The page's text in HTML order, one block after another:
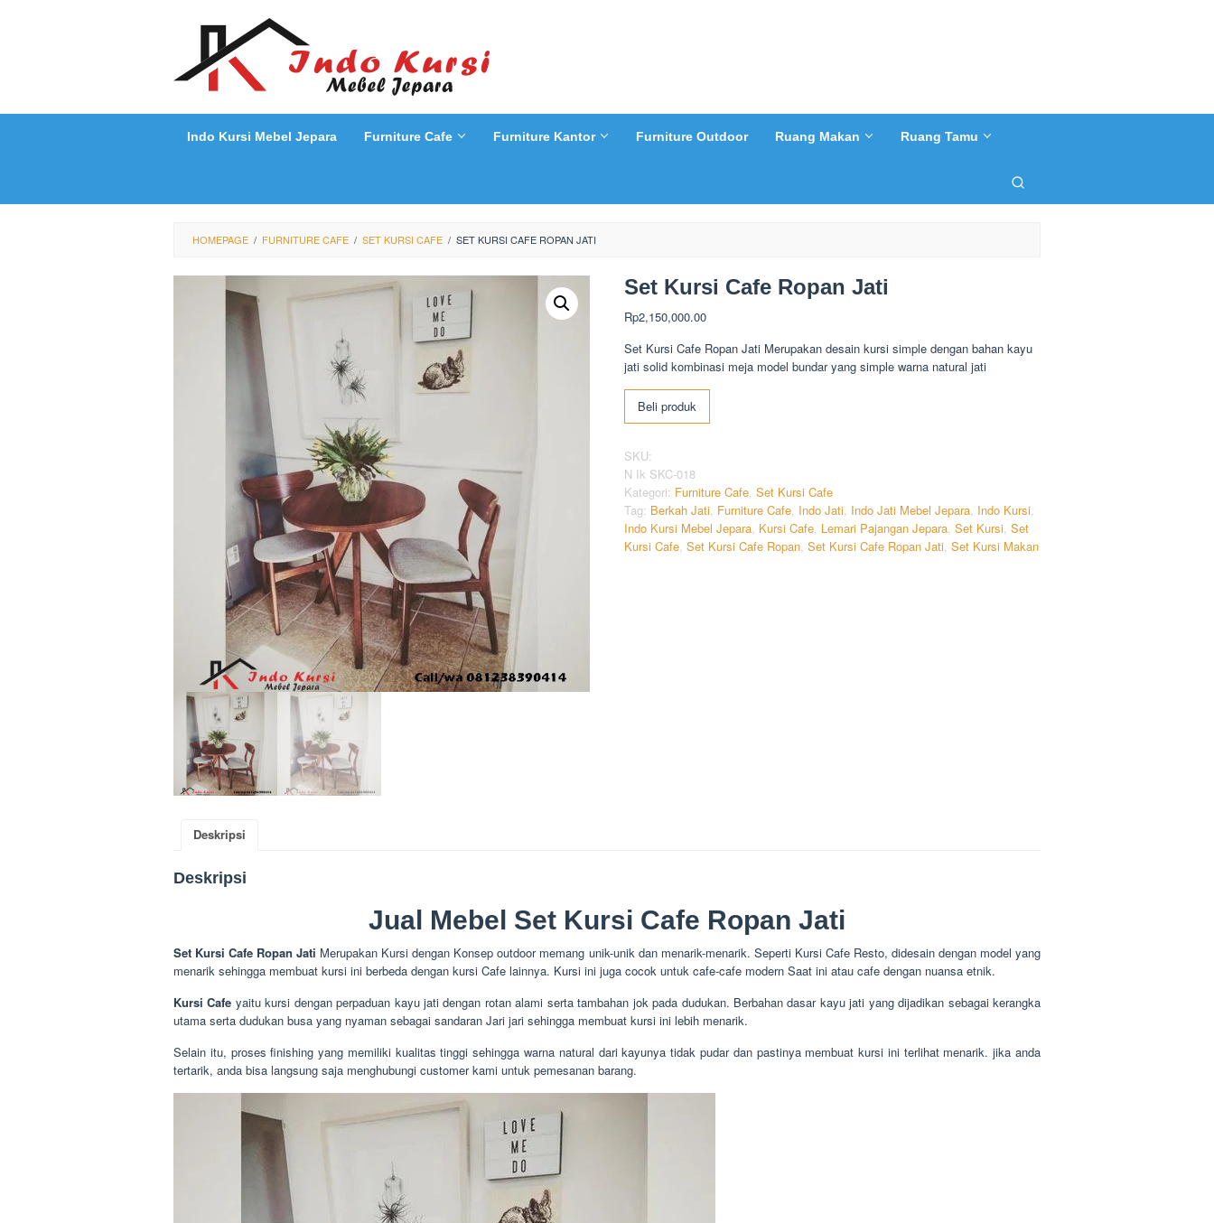
Indo Kursi Mebel Jepara Furniture Cafe Furniture Kantor Furniture Outdoor Ruang Makan Ruang Tamu
HOMEPAGE / FURNITURE CAFE / SET KURSI CAFE / SET KURSI CAFE ROPAN JATI
Set Kursi Cafe Ropan Jati
Rp2,150,000.00
Set Kursi Cafe Ropan Jati Merupakan desain kursi simple dengan bahan kayu
jati solid kombinasi meja model bundar yang simple warna natural jati
Beli produk
SKU:
N Ik SKC-018
Kategori: Furniture Cafe,Set Kursi Cafe
Tag: Berkah Jati, Furniture Cafe, Indo Jati, Indo Jati Mebel Jepara, Indo Kursi,
Indo Kursi Mebel Jepara, Kursi Cafe, Lemari Pajangan Jepara,Set Kursi,Set
Kursi Cafe,Set Kursi Cafe Ropan,Set Kursi Cafe Ropan Jati,Set Kursi Makan
Deskripsi
Deskripsi
Jual Mebel Set Kursi Cafe Ropan Jati
Set Kursi Cafe Ropan Jati Merupakan Kursi dengan Konsep outdoor memang unik-unik dan menarik-menarik. Seperti Kursi Cafe Resto, didesain dengan model yang
menarik sehingga membuat kursi ini berbeda dengan kursi Cafe lainnya. Kursi ini juga cocok untuk cafe-cafe modern Saat ini atau cafe dengan nuansa etnik.
Kursi Cafe yaitu kursi dengan perpaduan kayu jati dengan rotan alami serta tambahan jok pada dudukan. Berbahan dasar kayu jati yang dijadikan sebagai kerangka
utama serta dudukan busa yang nyaman sebagai sandaran Jari jari sehingga membuat kursi ini lebih menarik.
Selain itu, proses finishing yang memiliki kualitas tinggi sehingga warna natural dari kayunya tidak pudar dan pastinya membuat kursi ini terlihat menarik. jika anda
tertarik, anda bisa langsung saja menghubungi customer kami untuk pemesanan barang.